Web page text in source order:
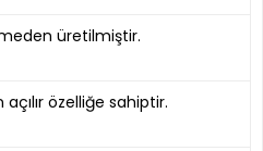
üretilmiştir.
özelliğe sahiptir.